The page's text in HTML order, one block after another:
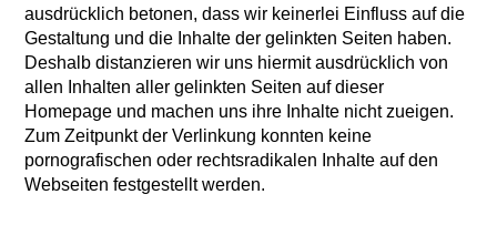
ausdrücklich betonen, dass wir keinerlei Einfluss auf die
Gestaltung und die Inhalte der gelinkten Seiten haben.
Deshalb distanzieren wir uns hiermit ausdrücklich von
allen Inhalten aller gelinkten Seiten auf dieser
Homepage und machen uns ihre Inhalte nicht zueigen.
Zum Zeitpunkt der Verlinkung konnten keine
pornografischen oder rechtsradikalen Inhalte auf den
Webseiten festgestellt werden.